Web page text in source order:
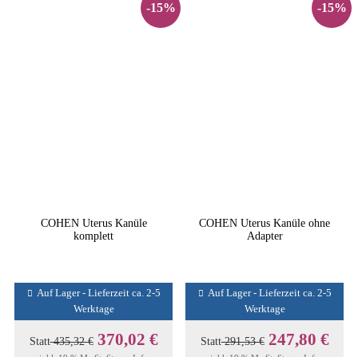
-15%
COHEN Uterus Kanüle
komplett
Auf Lager - Lieferzeit ca. 2-5
Werktage
Statt435,32 € 370,02 €
-15%
COHEN Uterus Kanüle ohne
Adapter
Auf Lager - Lieferzeit ca. 2-5
Werktage
Statt291,53 € 247,80 €